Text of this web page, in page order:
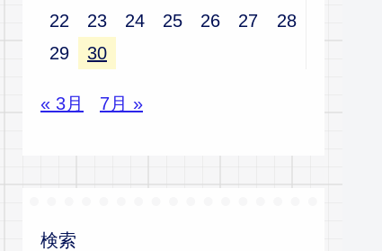
22
23 24 25 26 27
28
29
30
« 3月 7月 »
検索